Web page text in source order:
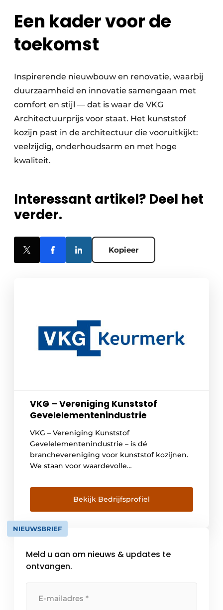
Een kader voor de
toekomst
Inspirerende nieuwbouw en renovatie, waarbij
duurzaamheid en innovatie samengaan met
comfort en stijl — dat is waar de VKG
Architectuurprijs voor staat. Het kunststof
kozijn past in de architectuur die vooruitkijkt:
veelzijdig, onderhoudsarm en met hoge
kwaliteit.
Interessant artikel? Deel het
verder.
Kopieer
VKG – Vereniging Kunststof
Gevelelementenindustrie
VKG – Vereniging Kunststof
Gevelelementenindustrie – is dé
branchevereniging voor kunststof kozijnen.
We staan voor waardevolle
circulariteit en duurzame kwaliteit. Onze
kwaliteitseisen omtrent kunststof kozijnen
gaan verder dan de Europees geldende wet-
en regelgeving. Wanneer een fabrikant of
leverancier voldoet aan de hoge
gevoerd worden. Hiermee […]
Bekijk Bedrijfsprofiel
NIEUWSBRIEF
Meld u aan om nieuws & updates te
ontvangen.